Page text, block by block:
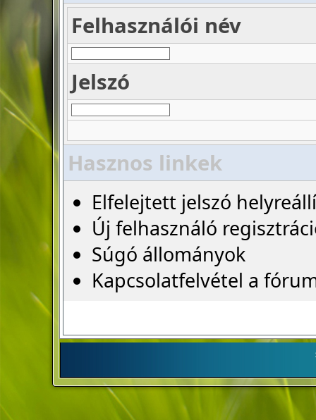
Felhasználói név
Jelszó
Hasznos linkek
Elfelejtett jelszó
Új felhasználó
Súgó állományok
Kapcsolatfelvétel a